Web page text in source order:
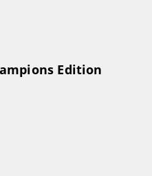
Edition